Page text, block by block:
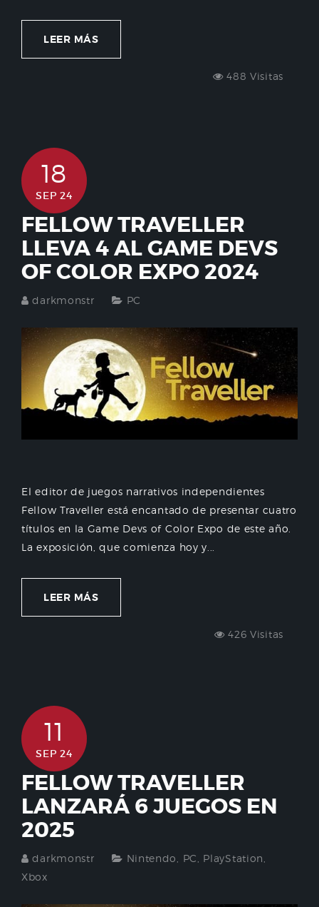
LEER MÁS
488 Visitas
18
SEP 24
FELLOW TRAVELLER
LLEVA 4 AL GAME DEVS
OF COLOR EXPO 2024
darkmonstr PC
El editor de juegos narrativos independientes
Fellow Traveller está encantado de presentar cuatro
títulos en la Game Devs of Color Expo de este año.
La exposición, que comienza hoy y...
LEER MÁS
426 Visitas
11
SEP 24
FELLOW TRAVELLER
LANZARÁ 6 JUEGOS EN
2025
darkmonstr Nintendo PC PlayStation
Xbox